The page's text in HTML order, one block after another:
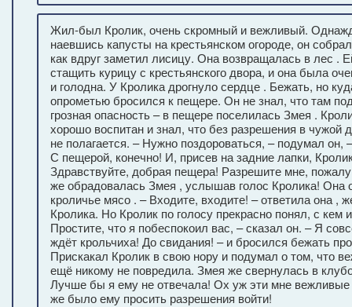
Жил-был Кролик, очень скромный и вежливый.
наевшись капусты на крестьянском огороде, он
как вдруг заметил лисицу. Она возвращалась в лес .
стащить курицу с крестьянского двора, и она была
и голодна. У Кролика дрогнуло сердце . Бежать, но
опрометью бросился к пещере. Он не знал, что там
грозная опасность – в пещере поселилась Змея .
хорошо воспитан и знал, что без разрешения в чужой
не полагается. – Нужно поздороваться, – подумал он,
С пещерой, конечно! И, присев на задние лапки,
Здравствуйте, добрая пещера! Разрешите мне,
же обрадовалась Змея , услышав голос Кролика! Она
кроличье мясо . – Входите, входите! – ответила она ,
Кролика. Но Кролик по голосу прекрасно понял, с кем
Простите, что я побеспокоил вас, – сказал он. – Я
ждёт крольчиха! До свидания! – и бросился бежать
Прискакал Кролик в свою нору и подумал о том, что
ещё никому не повредила. Змея же свернулась в
Лучше бы я ему не отвечала! Ох уж эти мне
же было ему просить разрешения войти!